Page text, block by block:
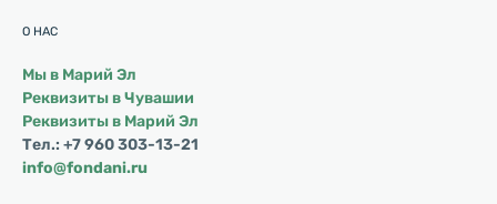
О НАС
Мы в Марий Эл
Реквизиты в Чувашии
Реквизиты в Марий Эл
Тел.: +7 960 303-13-21
info@fondani.ru